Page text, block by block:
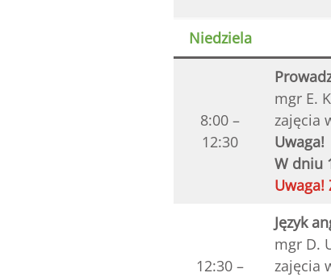
Niedziela
8:00 –
12:30
mgr E.
zajęcia
Uwaga!
W dniu
Uwaga!
12:30 –
Język
mgr D.
zajęcia